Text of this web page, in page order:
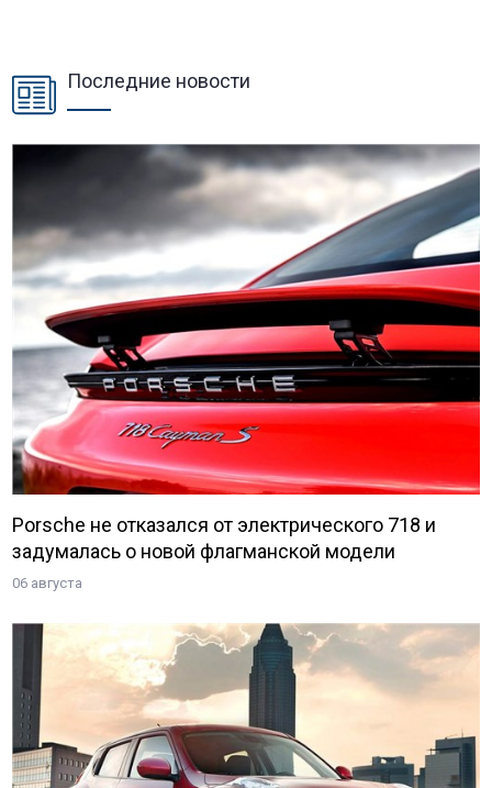
Последние новости
Porsche не отказался от электрического 718 и
задумалась о новой флагманской модели
06 августа